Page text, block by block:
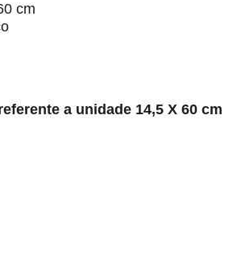
cm
a unidade 14,5 X 60 cm